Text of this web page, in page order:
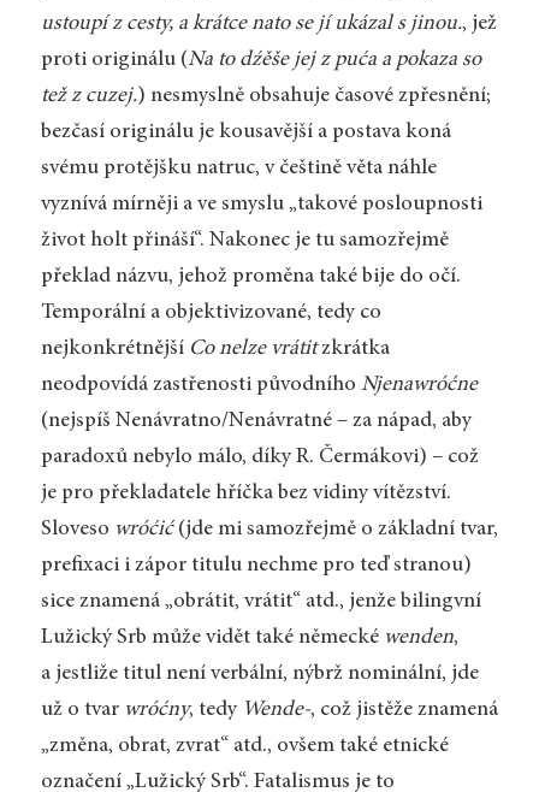
ustoupí z cesty, a krátce nato se jí ukázal s jinou., jež
proti originálu (Na to dźěše jej z puća a pokaza so
tež z cuzej.) nesmyslně obsahuje časové zpřesnění;
bezčasí originálu je kousavější a postava koná
svému protějšku natruc, v češtině věta náhle
vyznívá mírněji a ve smyslu „takové posloupnosti
život holt přináší“. Nakonec je tu samozřejmě
překlad názvu, jehož proměna také bije do očí.
Temporální a objektivizované, tedy co
nejkonkrétnější Co nelze vrátitzkrátka
neodpovídá zastřenosti původního Njenawróćne
(nejspíš Nenávratno/Nenávratné – za nápad, aby
paradoxů nebylo málo, díky R. Čermákovi) – což
je pro překladatele hříčka bez vidiny vítězství.
Sloveso wróćić(jde mi samozřejmě o základní tvar,
prefixaci i zápor titulu nechme pro teď stranou)
sice znamená „obrátit, vrátit“ atd., jenže bilingvní
Lužický Srb může vidět také německé wenden,
a jestliže titul není verbální, nýbrž nominální, jde
už o tvar wróćny, tedy Wende-, což jistěže znamená
„změna, obrat, zvrat“ atd., ovšem také etnické
označení „Lužický Srb“. Fatalismus je to